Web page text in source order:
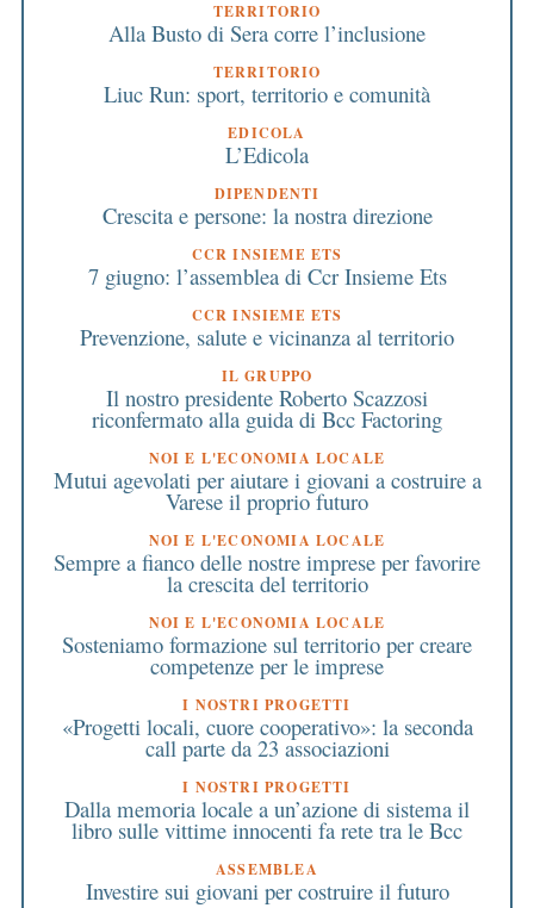
TERRITORIO
Alla Busto di Sera corre l’inclusione
TERRITORIO
Liuc Run: sport, territorio e comunità
EDICOLA
L’Edicola
DIPENDENTI
Crescita e persone: la nostra direzione
CCR INSIEME ETS
7 giugno: l’assemblea di Ccr Insieme Ets
CCR INSIEME ETS
Prevenzione, salute e vicinanza al territorio
IL GRUPPO
Il nostro presidente Roberto Scazzosi
riconfermato alla guida di Bcc Factoring
NOI E L'ECONOMIA LOCALE
Mutui agevolati per aiutare i giovani a costruire a
Varese il proprio futuro
NOI E L'ECONOMIA LOCALE
Sempre a fianco delle nostre imprese per favorire
la crescita del territorio
NOI E L'ECONOMIA LOCALE
Sosteniamo formazione sul territorio per creare
competenze per le imprese
I NOSTRI PROGETTI
«Progetti locali, cuore cooperativo»: la seconda
call parte da 23 associazioni
I NOSTRI PROGETTI
Dalla memoria locale a un’azione di sistema il
libro sulle vittime innocenti fa rete tra le Bcc
ASSEMBLEA
Investire sui giovani per costruire il futuro